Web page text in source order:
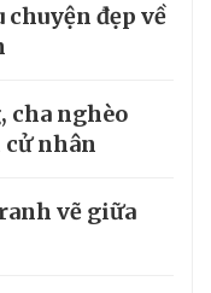
chuyện đẹp về
cha nghèo
cử nhân
vẽ giữa